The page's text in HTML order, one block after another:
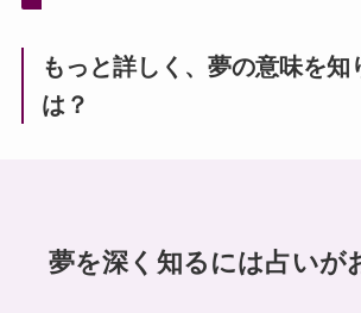
もっと詳しく、夢の意味を知
は？
夢を深く知るには占いが